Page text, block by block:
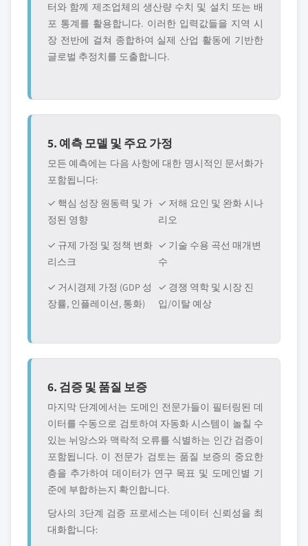
터와 함께 제조업체의 생산량 수치 및 설치 또는 배
포 통계를 활용합니다. 이러한 입력값들을 지역 시
장 전반에 걸쳐 종합하여 실제 산업 활동에 기반한
글로벌 추정치를 도출합니다.
5. 예측 모델 및 주요 가정
모든 예측에는 다음 사항에 대한 명시적인 문서화가
포함됩니다:
✓ 핵심 성장 원동력 및 가
정된 영향
✓ 저해 요인 및 완화 시나
리오
✓ 규제 가정 및 정책 변화
리스크
✓ 기술 수용 곡선 매개변
수
✓ 거시경제 가정 (GDP 성
장률, 인플레이션, 통화)
✓ 경쟁 역학 및 시장 진
입/이탈 예상
6. 검증 및 품질 보증
마지막 단계에서는 도메인 전문가들이 필터링된 데
이터를 수동으로 검토하여 자동화 시스템이 놀칠 수
있는 뉘앙스와 맥락적 오류를 식별하는 인간 검증이
포함됩니다. 이 전문가 검토는 품질 보증의 중요한
층을 추가하여 데이터가 연구 목표 및 도메인별 기
준에 부합하는지 확인합니다.
당사의 3단계 검증 프로세스는 데이터 신뢰성을 최
대화합니다: